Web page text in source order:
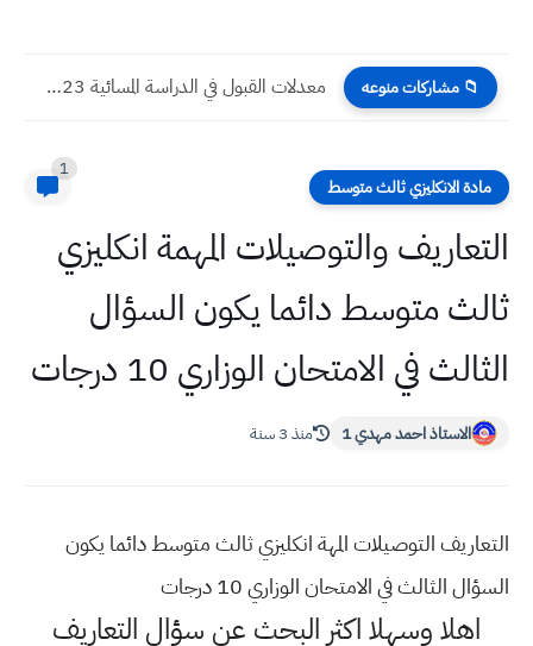
📁 مشاركات منوعه معدلات القبول في الدراسة المسائية 2023 الكليات والجامعات العراقية
مادة الانكليزي ثالث متوسط
1
التعاريف والتوصيلات المهمة انكليزي
ثالث متوسط دائما يكون السؤال
الثالث في الامتحان الوزاري 10 درجات
الاستاذ احمد مهدي 1 منذ 3 سنة
التعاريف التوصيلات المهة انكليزي ثالث متوسط دائما يكون
السؤال الثالث في الامتحان الوزاري 10 درجات
اهلا وسهلا اكثر البحث عن سؤال التعاريف